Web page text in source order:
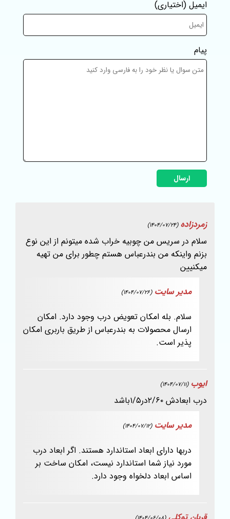
ایمیل (اختیاری)
پیام
ارسال
زمردزاده (1404/07/24)
سلام در سریس من چوبیه خراب شده میتونم از این نوع
بزنم واینکه من بندرعباس هستم چطور برای من تهیه
میکنیین
مدیر سایت (1404/07/26)
سلام. بله امکان تعویض درب وجود دارد. امکان
ارسال محصولات به بندرعباس از طریق باربری امکان
پذیر است.
ایوب (1404/07/11)
درب ابعادش ۲/۶۰در۱/۵باشد
مدیر سایت (1404/07/12)
دربها دارای ابعاد استاندارد هستند. اگر ابعاد درب
مورد نیاز شما استاندارد نیست، امکان ساخت بر
اساس ابعاد دلخواه وجود دارد.